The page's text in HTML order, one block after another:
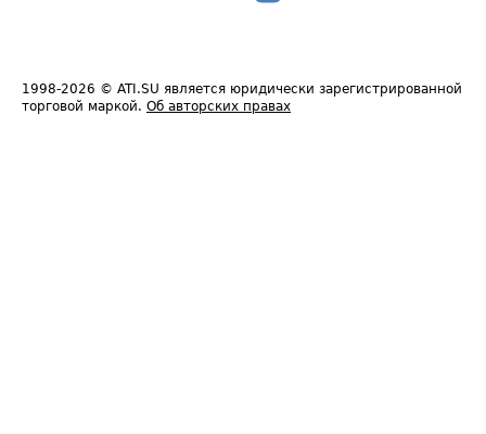
1998-2026 © ATI.SU является юридически зарегистрированной
торговой маркой. Об авторских правах